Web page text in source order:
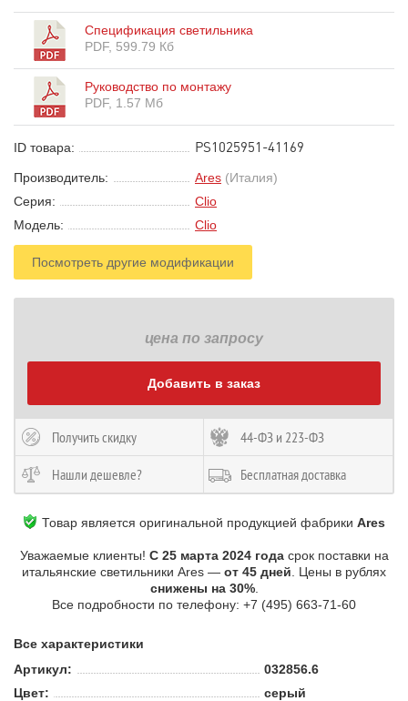
Спецификация светильника
PDF, 599.79 Кб
Руководство по монтажу
PDF, 1.57 Мб
ID товара: PS1025951-41169
Производитель: Ares (Италия)
Серия:
Clio
Модель:
Clio
Посмотреть другие модификации
цена по запросу
Добавить в заказ
Получить скидку 44-ФЗ и 223-ФЗ
Нашли дешевле? Бесплатная доставка
Товар является оригинальной продукцией фабрики Ares
Уважаемые клиенты! С 25 марта 2024 годасрок поставки на
итальянские светильники Ares — от 45 дней . Цены в рублях
снижены на 30%.
Все подробности по телефону: +7 (495) 663-71-60
Все характеристики
Артикул:
032856.6
Цвет:
серый